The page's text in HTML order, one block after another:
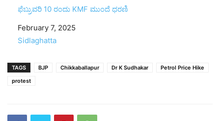
ಫೆಬ್ರುವರಿ 10 ರಂದು KMF ಮುಂದೆ ಧರಣಿ
Date
February 7, 2025
In relation to
Sidlaghatta
TAGS BJP Chikkaballapur Dr K Sudhakar
Petrol Price Hike
protest